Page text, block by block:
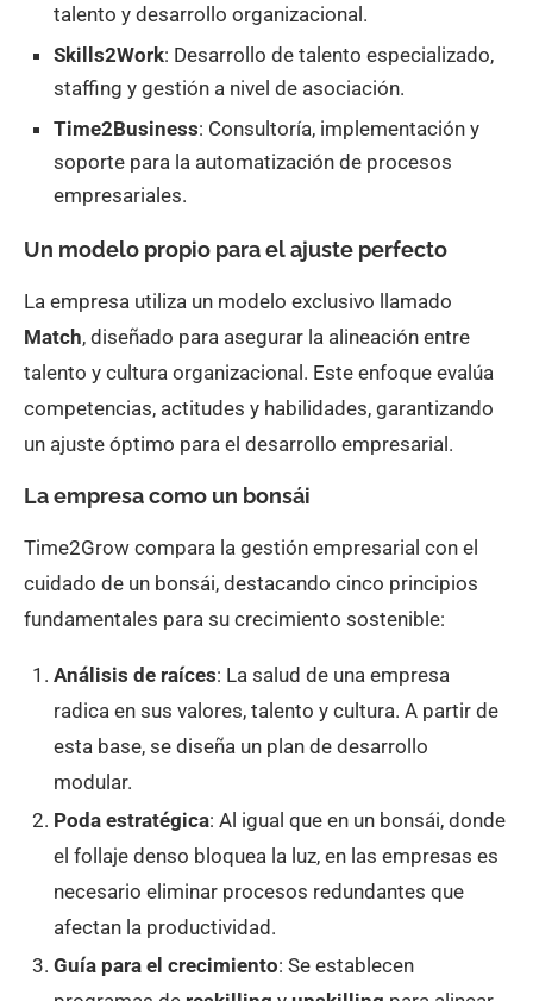
talento y desarrollo organizacional.
Skills2Work: Desarrollo de talento especializado,
staffing y gestión a nivel de asociación.
Time2Business: Consultoría, implementación y
soporte para la automatización de procesos
empresariales.
Un modelo propio para el ajuste perfecto
La empresa utiliza un modelo exclusivo llamado
Match, diseñado para asegurar la alineación entre
talento y cultura organizacional. Este enfoque evalúa
competencias, actitudes y habilidades, garantizando
un ajuste óptimo para el desarrollo empresarial.
La empresa como un bonsái
Time2Grow compara la gestión empresarial con el
cuidado de un bonsái, destacando cinco principios
fundamentales para su crecimiento sostenible:
Análisis de raíces: La salud de una empresa
radica en sus valores, talento y cultura. A partir de
esta base, se diseña un plan de desarrollo
modular.
Poda estratégica: Al igual que en un bonsái, donde
el follaje denso bloquea la luz, en las empresas es
necesario eliminar procesos redundantes que
afectan la productividad.
Guía para el crecimiento: Se establecen